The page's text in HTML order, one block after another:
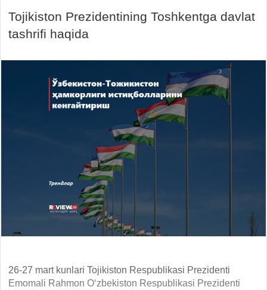
Tojikiston Prezidentining Toshkentga davlat
tashrifi haqida
26-27 mart kunlari Tojikiston Respublikasi Prezidenti
Emomali Rahmon O‘zbekiston Respublikasi Prezidenti